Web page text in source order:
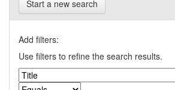
Start a new search
Add filters:
Use filters to refine the search results.